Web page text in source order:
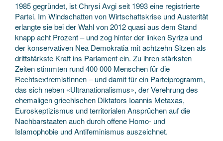
1985 gegründet, ist Chrysi Avgi seit 1993 eine registrierte
Partei. Im Windschatten von Wirtschaftskrise und Austerität
erlangte sie bei der Wahl von 2012 quasi aus dem Stand
knapp acht Prozent – und zog hinter der linken Syriza und
der konservativen Nea Demokratia mit achtzehn Sitzen als
drittstärkste Kraft ins Parlament ein. Zu ihren stärksten
Zeiten stimmten rund 400 000 Menschen für die
RechtsextremistInnen – und damit für ein Parteiprogramm,
das sich neben «Ultranationalismus», der Verehrung des
ehemaligen griechischen Diktators Ioannis Metaxas,
Euroskeptizismus und territorialen Ansprüchen auf die
Nachbarstaaten auch durch offene Homo- und
Islamophobie und Antifeminismus auszeichnet.